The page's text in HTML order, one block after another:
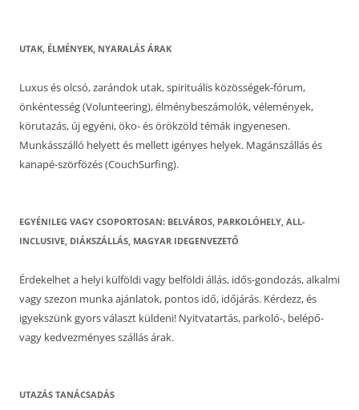
UTAK, ÉLMÉNYEK, NYARALÁS ÁRAK
Luxus és olcsó, zarándok utak, spirituális közösségek-fórum,
önkéntesség (Volunteering), élménybeszámolók, vélemények,
körutazás, új egyéni, öko- és örökzöld témák ingyenesen.
Munkásszálló helyett és mellett igényes helyek. Magánszállás és
kanapé-szörfözés (CouchSurfing).
EGYÉNILEG VAGY CSOPORTOSAN: BELVÁROS, PARKOLÓHELY, ALL-
INCLUSIVE, DIÁKSZÁLLÁS, MAGYAR IDEGENVEZETŐ
Érdekelhet a helyi külföldi vagy belföldi állás, idős-gondozás, alkalmi
vagy szezon munka ajánlatok, pontos idő, időjárás. Kérdezz, és
igyekszünk gyors választ küldeni! Nyitvatartás, parkoló-, belépő-
vagy kedvezményes szállás árak.
UTAZÁS TANÁCSADÁS